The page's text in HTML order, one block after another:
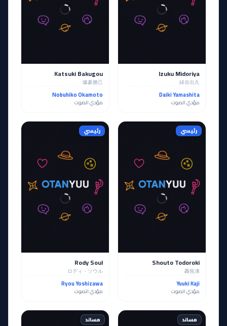
Izuku Midoriya
緑谷出久
Daiki Yamashita
مؤدي الصوت
Katsuki Bakugou
爆豪勝己
Nobuhiko Okamoto
مؤدي الصوت
رئيسي
Shouto Todoroki
轟焦凍
Yuuki Kaji
مؤدي الصوت
رئيسي
Rody Soul
ロディ・ソウル
Ryou Yoshizawa
مؤدي الصوت
مساند مساند